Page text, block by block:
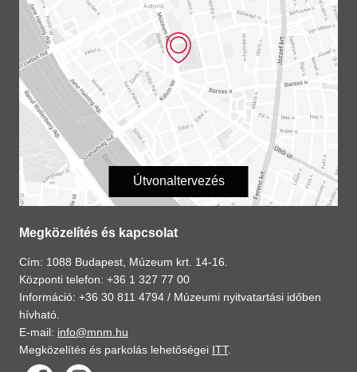
Útvonaltervezés
Megközelítés és kapcsolat
Cím: 1088 Budapest, Múzeum krt. 14-16.
Központi telefon: +36 1 327 77 00
Információ: +36 30 811 4794 / Múzeumi nyitvatartási időben
hívható.
E-mail: info@mnm.hu
Megközelítés és parkolás lehetőségei ITT.